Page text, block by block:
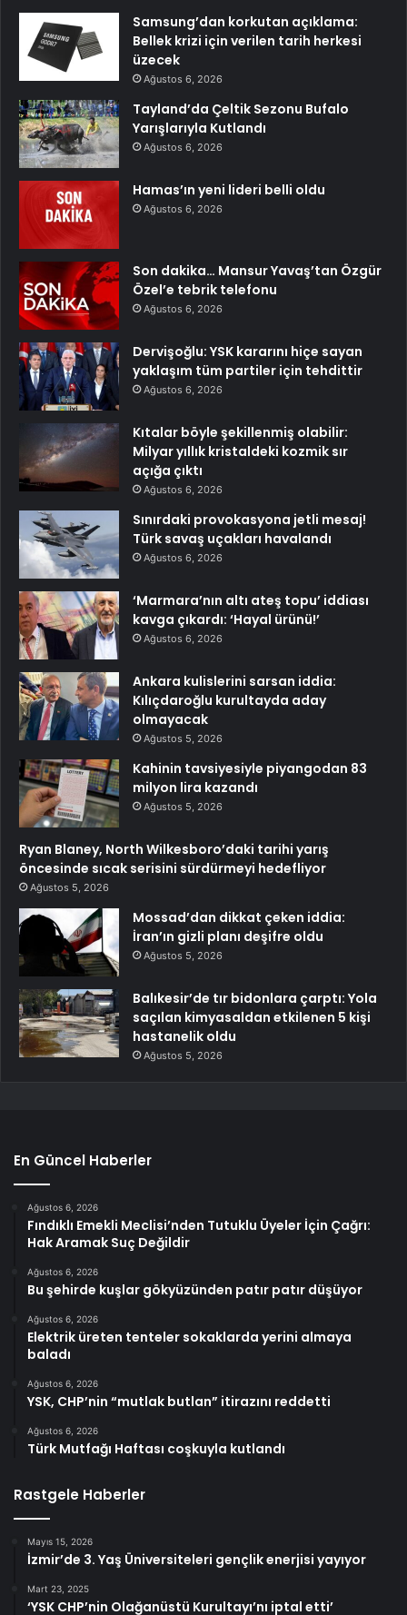
Samsung’dan korkutan açıklama:
Bellek krizi için verilen tarih herkesi
üzecek
Ağustos 6, 2026
Tayland’da Çeltik Sezonu Bufalo
Yarışlarıyla Kutlandı
Ağustos 6, 2026
Hamas’ın yeni lideri belli oldu
Ağustos 6, 2026
Son dakika… Mansur Yavaş’tan Özgür
Özel’e tebrik telefonu
Ağustos 6, 2026
Dervişoğlu: YSK kararını hiçe sayan
yaklaşım tüm partiler için tehdittir
Ağustos 6, 2026
Kıtalar böyle şekillenmiş olabilir:
Milyar yıllık kristaldeki kozmik sır
açığa çıktı
Ağustos 6, 2026
Sınırdaki provokasyona jetli mesaj!
Türk savaş uçakları havalandı
Ağustos 6, 2026
‘Marmara’nın altı ateş topu’ iddiası
kavga çıkardı: ‘Hayal ürünü!’
Ağustos 6, 2026
Ankara kulislerini sarsan iddia:
Kılıçdaroğlu kurultayda aday
olmayacak
Ağustos 5, 2026
Kahinin tavsiyesiyle piyangodan 83
milyon lira kazandı
Ağustos 5, 2026
Ryan Blaney, North Wilkesboro’daki tarihi yarış
öncesinde sıcak serisini sürdürmeyi hedefliyor
Ağustos 5, 2026
Mossad’dan dikkat çeken iddia:
İran’ın gizli planı deşifre oldu
Ağustos 5, 2026
Balıkesir’de tır bidonlara çarptı: Yola
saçılan kimyasaldan etkilenen 5 kişi
hastanelik oldu
Ağustos 5, 2026
En Güncel Haberler
Ağustos 6, 2026
Fındıklı Emekli Meclisi’nden Tutuklu Üyeler İçin Çağrı:
Hak Aramak Suç Değildir
Ağustos 6, 2026
Bu şehirde kuşlar gökyüzünden patır patır düşüyor
Ağustos 6, 2026
Elektrik üreten tenteler sokaklarda yerini almaya
baladı
Ağustos 6, 2026
YSK, CHP’nin “mutlak butlan” itirazını reddetti
Ağustos 6, 2026
Türk Mutfağı Haftası coşkuyla kutlandı
Rastgele Haberler
Mayıs 15, 2026
İzmir’de 3. Yaş Üniversiteleri gençlik enerjisi yayıyor
Mart 23, 2025
‘YSK CHP’nin Olağanüstü Kurultayı’nı iptal etti’